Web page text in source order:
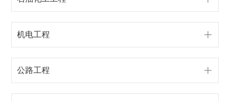
机电工程
公路工程